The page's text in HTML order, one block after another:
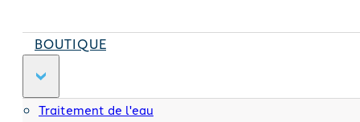
BOUTIQUE
Traitement de l'eau